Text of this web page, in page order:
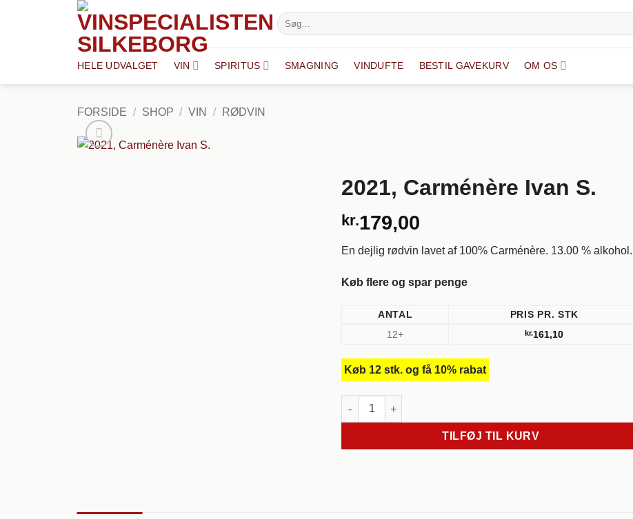
Søg
efter:
HELE UDVALGET VIN SPIRITUS SMAGNING VINDUFTE BESTIL GAVEKURV OM OS
FORSIDE / SHOP / VIN / RØDVIN
2021, Carménère Ivan S.
kr.179,00
En dejlig rødvin lavet af 100% Carménère. 13.00 % alkohol.
Køb flere og spar penge
ANTAL
PRIS PR. STK
12+
kr.161,10
Køb 12 stk. og få 10% rabat
2021, Carménère Ivan S. antal
TILFØJ TIL KURV